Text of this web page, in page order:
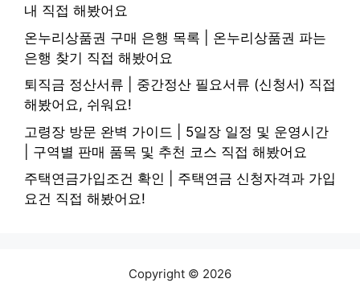
내 직접 해봤어요
온누리상품권 구매 은행 목록 | 온누리상품권 파는
은행 찾기 직접 해봤어요
퇴직금 정산서류 | 중간정산 필요서류 (신청서) 직접
해봤어요, 쉬워요!
고령장 방문 완벽 가이드 | 5일장 일정 및 운영시간
| 구역별 판매 품목 및 추천 코스 직접 해봤어요
주택연금가입조건 확인 | 주택연금 신청자격과 가입
요건 직접 해봤어요!
Copyright © 2026